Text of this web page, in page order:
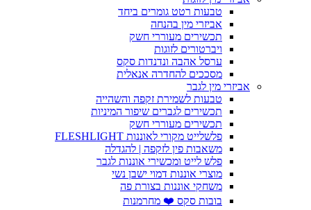
טבעות רטט גומרים ביחד
אביזרי מין בהנחה
תכשירים מעוררי חשק
ויברטורים לזוגות
ערסל אהבה ונדנדות סקס
מסככים להחדרה אנאלית
אביזרי מין לגבר
טבעות לשמירת זקפה והשהייה
תכשירים לגברים שיפור המיניות
תכשירים מעוררי חשק
פלשלייט מקורי לאוננות FLESHLIGHT
משאבות פין לזקפה | להגדלה
פלש לייט ומכשירי אוננות לגבר
מוצרי אוננות דמוי ישבן נשי
משחקי אוננות בצורת פה
בובות סקס ❤️ מחרמנות